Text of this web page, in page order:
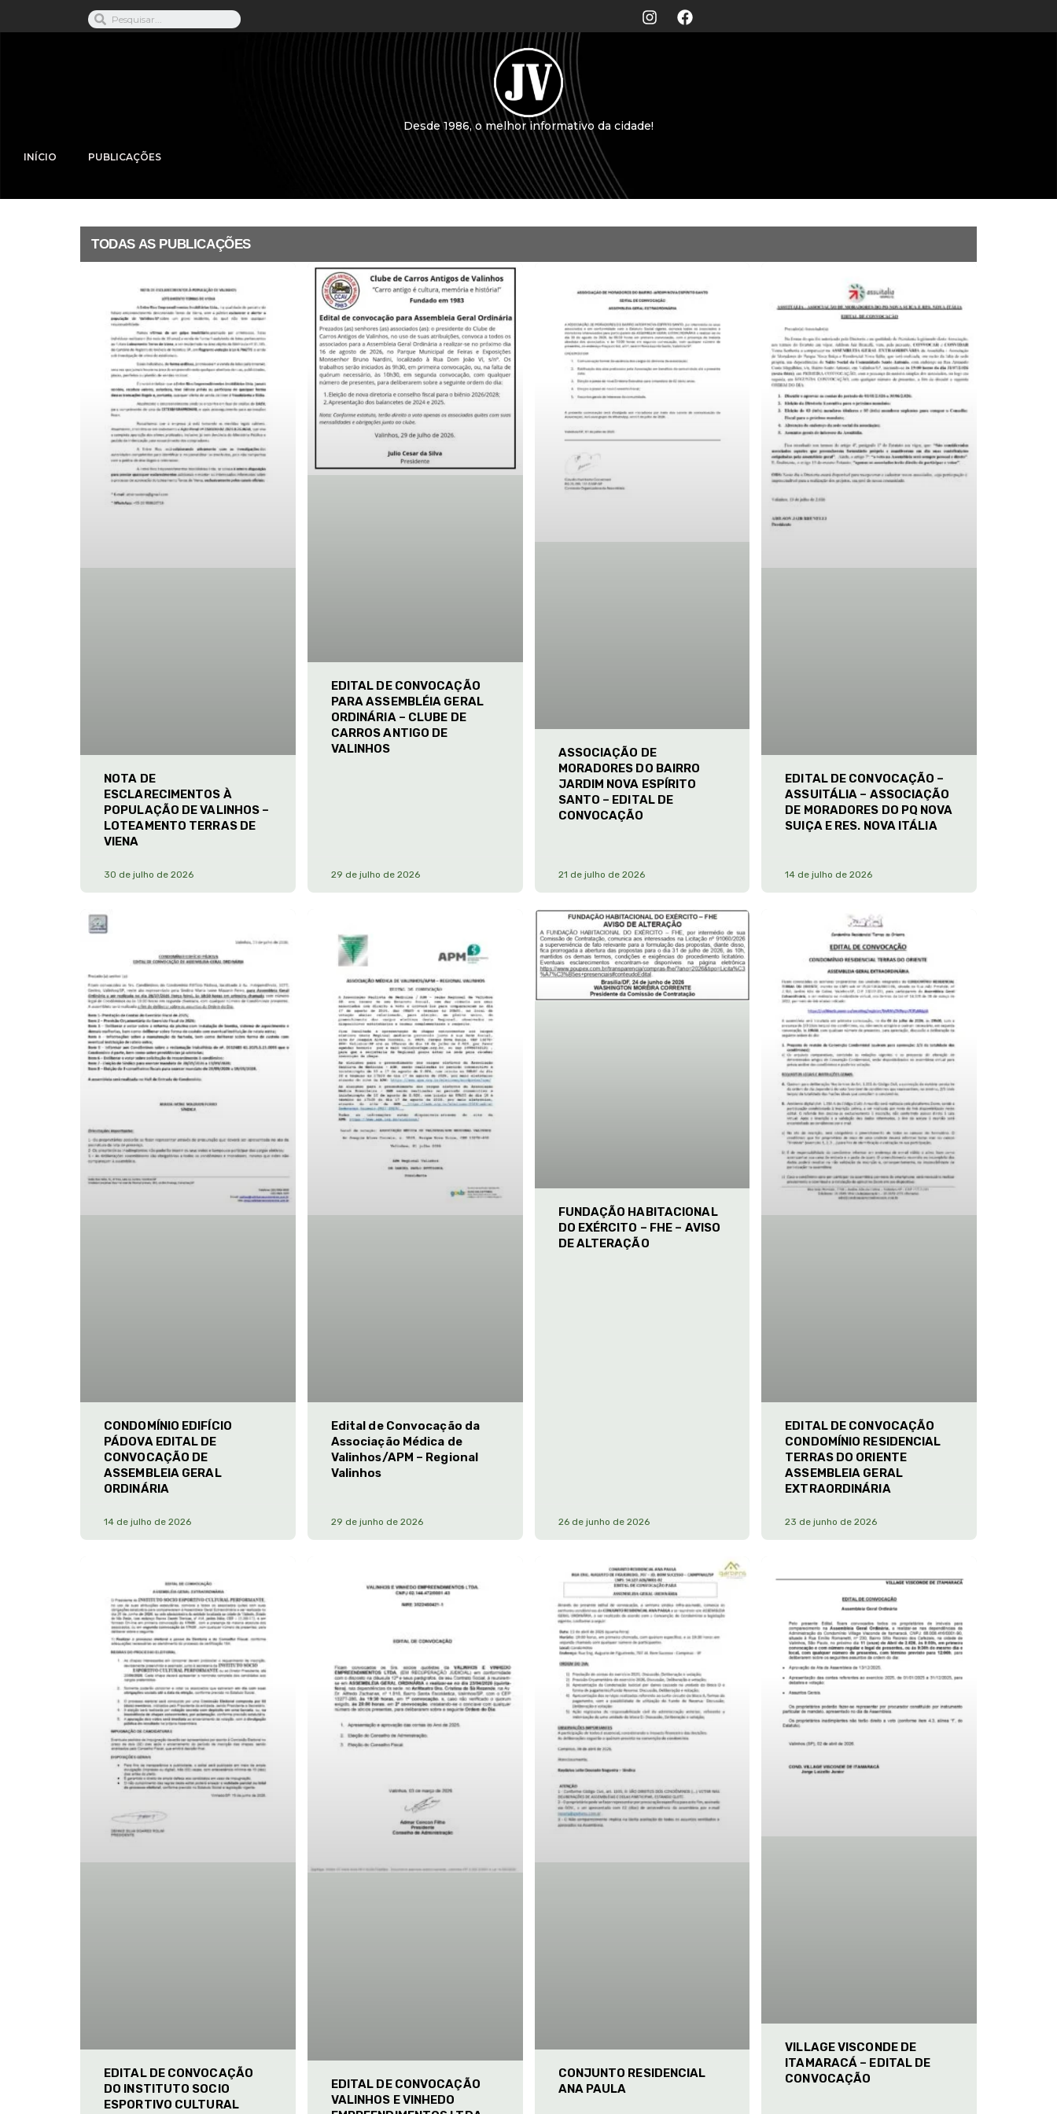
Desde 1986, o melhor informativo da cidade!
INÍCIO PUBLICAÇÕES
TODAS AS PUBLICAÇÕES
NOTA DE
ESCLARECIMENTOS À
POPULAÇÃO DE VALINHOS –
LOTEAMENTO TERRAS DE
VIENA
30 de julho de 2026
EDITAL DE CONVOCAÇÃO
PARA ASSEMBLÉIA GERAL
ORDINÁRIA – CLUBE DE
CARROS ANTIGO DE
VALINHOS
29 de julho de 2026
ASSOCIAÇÃO DE
MORADORES DO BAIRRO
JARDIM NOVA ESPÍRITO
SANTO – EDITAL DE
CONVOCAÇÃO
21 de julho de 2026
EDITAL DE CONVOCAÇÃO –
ASSUITÁLIA – ASSOCIAÇÃO
DE MORADORES DO PQ NOVA
SUIÇA E RES. NOVA ITÁLIA
14 de julho de 2026
CONDOMÍNIO EDIFÍCIO
PÁDOVA EDITAL DE
CONVOCAÇÃO DE
ASSEMBLEIA GERAL
ORDINÁRIA
14 de julho de 2026
Edital de Convocação da
Associação Médica de
Valinhos/APM – Regional
Valinhos
29 de junho de 2026
FUNDAÇÃO HABITACIONAL
DO EXÉRCITO – FHE – AVISO
DE ALTERAÇÃO
26 de junho de 2026
EDITAL DE CONVOCAÇÃO
CONDOMÍNIO RESIDENCIAL
TERRAS DO ORIENTE
ASSEMBLEIA GERAL
EXTRAORDINÁRIA
23 de junho de 2026
EDITAL DE CONVOCAÇÃO
DO INSTITUTO SOCIO
ESPORTIVO CULTURAL
EDITAL DE CONVOCAÇÃO
VALINHOS E VINHEDO
CONJUNTO RESIDENCIAL
ANA PAULA
VILLAGE VISCONDE DE
ITAMARACÁ – EDITAL DE
CONVOCAÇÃO